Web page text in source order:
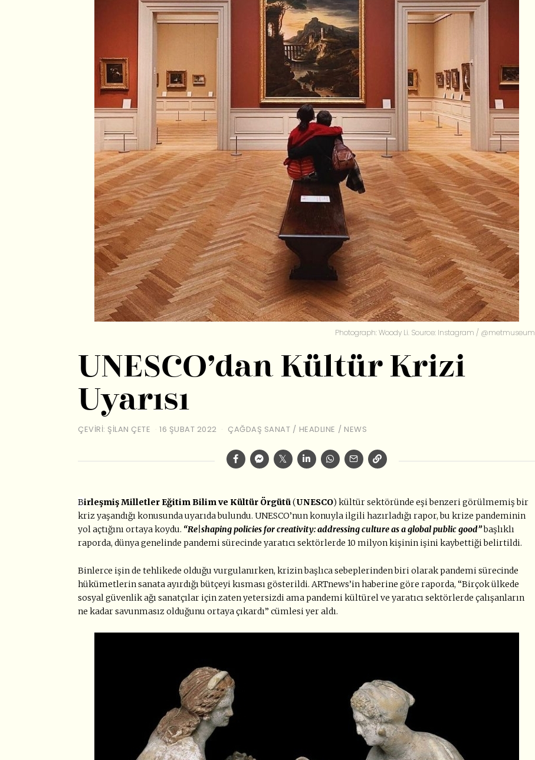
Photograph: Woody Li. Source: Instagram / @metmuseum
UNESCO’dan Kültür Krizi
Uyarısı
ÇEVIRI: ŞILAN ÇETE 16 ŞUBAT 2022 ÇAĞDAŞ SANAT / HEADLINE / NEWS
Birleşmiş Milletler Eğitim Bilim ve Kültür Örgütü(UNESCO) kültür sektöründe eşi benzeri görülmemiş bir
kriz yaşandığı konusunda uyarıda bulundu. UNESCO’nun konuyla ilgili hazırladığı rapor, bu krize pandeminin
yol açtığını ortaya koydu. “Re|shaping policies for creativity: addressing culture as a global public good”başlıklı
raporda, dünya genelinde pandemi sürecinde yaratıcı sektörlerde 10 milyon kişinin işini kaybettiği belirtildi.
Binlerce işin de tehlikede olduğu vurgulanırken, krizin başlıca sebeplerinden biri olarak pandemi sürecinde
hükümetlerin sanata ayırdığı bütçeyi kısması gösterildi. ARTnews’in haberine göre raporda, “Birçok ülkede
sosyal güvenlik ağı sanatçılar için zaten yetersizdi ama pandemi kültürel ve yaratıcı sektörlerde çalışanların
ne kadar savunmasız olduğunu ortaya çıkardı” cümlesi yer aldı.